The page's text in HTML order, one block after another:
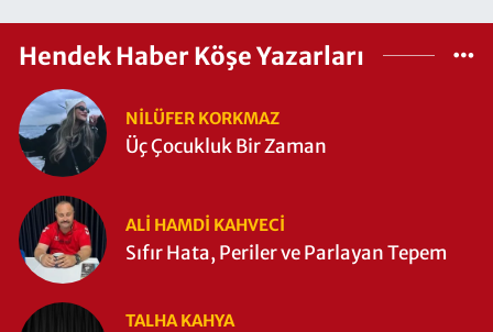
Hendek Haber Köşe Yazarları
NILÜFER KORKMAZ
Üç Çocukluk Bir Zaman
ALI HAMDI KAHVECİ
Sıfır Hata, Periler ve Parlayan Tepem
TALHA KAHYA